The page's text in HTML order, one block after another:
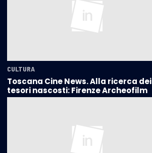
CULTURA
Toscana Cine News. Alla ricerca dei
tesori nascosti: Firenze Archeofilm